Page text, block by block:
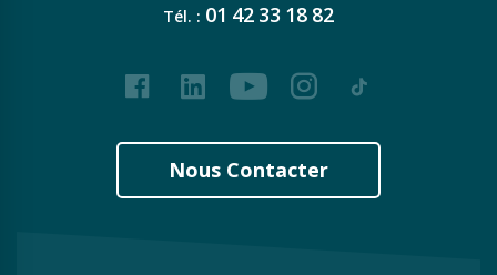
Tél. : 01 42 33 18 82
FacebookLinkedInYoutubeInstagram
Tiktok
Nous Contacter